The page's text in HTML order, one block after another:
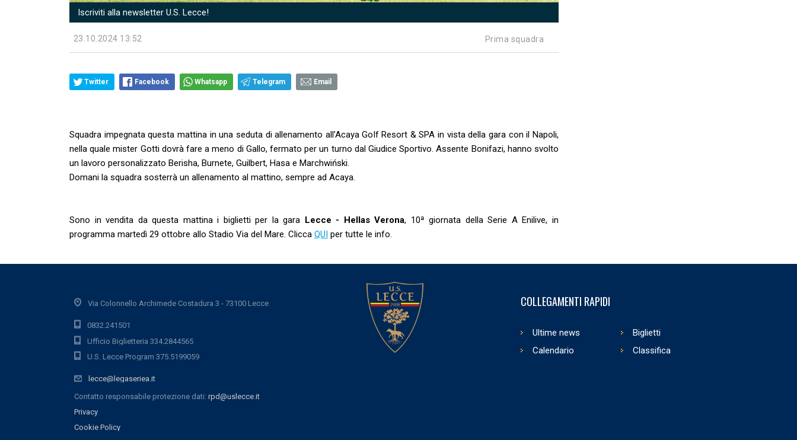
Iscriviti alla newsletter U.S. Lecce!
23.10.2024 13:52 Prima squadra
Twitter Facebook Whatsapp Telegram Email
Squadra impegnata questa mattina in una seduta di allenamento all’Acaya Golf Resort & SPA in vista della gara con il Napoli,
nella quale mister Gotti dovrà fare a meno di Gallo, fermato per un turno dal Giudice Sportivo. Assente Bonifazi, hanno svolto
un lavoro personalizzato Berisha, Burnete, Guilbert, Hasa e Marchwiński.
Domani la squadra sosterrà un allenamento al mattino, sempre ad Acaya.
Sono in vendita da questa mattina i biglietti per la gara Lecce - Hellas Verona, 10ª giornata della Serie A Enilive, in
programma martedì 29 ottobre allo Stadio Via del Mare. Clicca QUI per tutte le info.
Via Colonnello Archimede Costadura 3 - 73100 Lecce
0832.241501
Ufficio Biglietteria 334.2844565
U.S. Lecce Program 375.5199059
lecce@legaseriea.it
Contatto responsabile protezione dati: rpd@uslecce.it
Privacy
Cookie Policy
COLLEGAMENTI RAPIDI
Ultime news
Biglietti
Calendario
Classifica